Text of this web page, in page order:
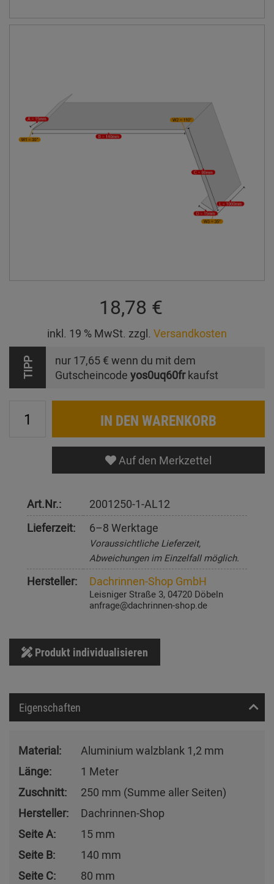
18,78 €
inkl. 19 % MwSt. zzgl. Versandkosten
TIPP nur 17,65 € wenn du mit dem
Gutscheincode yos0uq60frkaufst
IN DEN WARENKORB
Auf den Merkzettel
Art.Nr.:
2001250-1-AL12
Lieferzeit:
6–8 Werktage
Voraussichtliche Lieferzeit,
Abweichungen im Einzelfall möglich.
Hersteller: Dachrinnen-Shop GmbH
Leisniger Straße 3, 04720 Döbeln
anfrage@dachrinnen-shop.de
Produkt individualisieren
Eigenschaften
Material:
Aluminium walzblank 1,2 mm
Länge:
1 Meter
Zuschnitt:
250 mm (Summe aller Seiten)
Hersteller:
Dachrinnen-Shop
Seite A:
15 mm
Seite B:
140 mm
Seite C:
80 mm